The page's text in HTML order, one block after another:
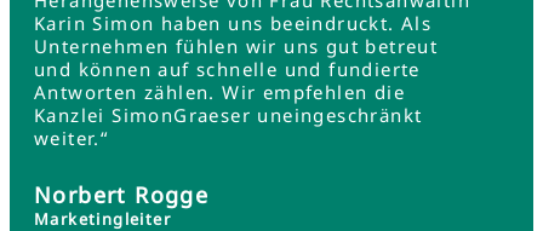
Karin Simon haben uns beeindruckt. Als
Unternehmen fühlen wir uns gut betreut
und können auf schnelle und fundierte
Antworten zählen. Wir empfehlen die
Kanzlei SimonGraeser uneingeschränkt
weiter.“
Norbert Rogge
Marketingleiter